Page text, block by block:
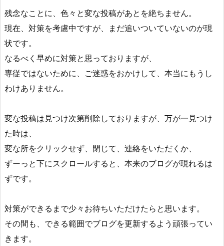
残念なことに、色々と変な投稿があとを絶ちません。
現在、対策を考慮中ですが、まだ追いついていないのが現
状です。
なるべく早めに対策と思っておりますが、
専従ではないために、ご迷惑をおかけして、本当にもうし
わけありません。
変な投稿は見つけ次第削除しておりますが、万が一見つけ
た時は、
変な所をクリックせず、閉じて、連絡をいただくか、
ずーっと下にスクロールすると、本来のブログが現れるは
ずです。
対策ができるまで少々お待ちいただけたらと思います。
その間も、できる範囲でブログを更新するよう頑張ってい
きます。